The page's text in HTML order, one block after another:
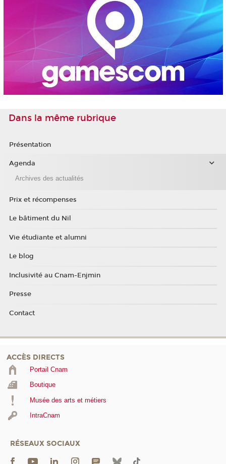
Dans la même rubrique
Présentation
Agenda
Archives des actualités
Prix et récompenses
Le bâtiment du Nil
Vie étudiante et alumni
Le blog
Inclusivité au Cnam-Enjmin
Presse
Contact
ACCÈS DIRECTS
Portail Cnam
Boutique
Musée des arts et métiers
IntraCnam
RÉSEAUX SOCIAUX